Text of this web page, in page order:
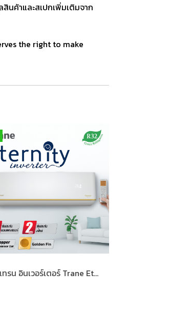
นค้าและสเปกเพิ่มเติมจาก
the right to make
แอร์เทรน อินเวอร์เตอร์ Trane Eternity Inverter แบบติดผนัง